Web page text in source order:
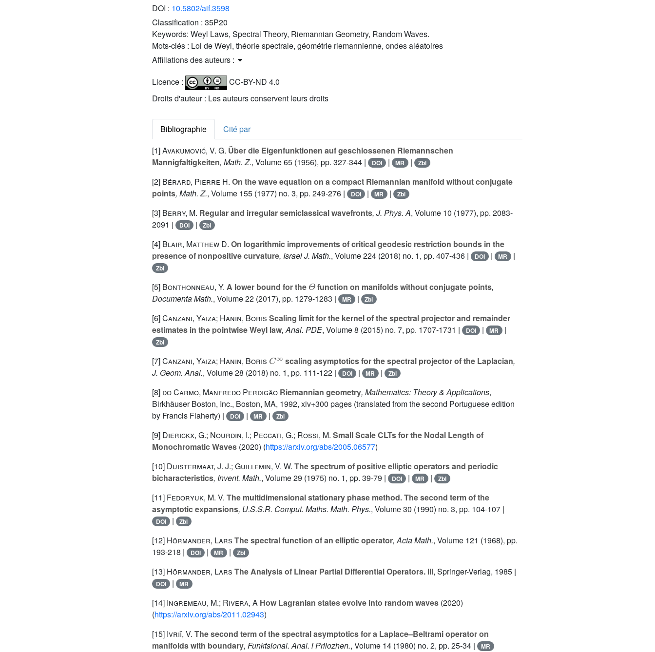
DOI : 10.5802/aif.3598
Classification : 35P20
Keywords: Weyl Laws, Spectral Theory, Riemannian Geometry, Random Waves.
Mots-clés : Loi de Weyl, théorie spectrale, géométrie riemannienne, ondes aléatoires
Affiliations des auteurs :
Licence :
CC-BY-ND 4.0
Droits d'auteur : Les auteurs conservent leurs droits
Bibliographie
Cité par
[1]Avakumović, V. G. Über die Eigenfunktionen auf geschlossenen Riemannschen
Mannigfaltigkeiten, Math. Z., Volume 65 (1956), pp. 327-344 | DOI | MR | Zbl
[2] Bérard, Pierre H. On the wave equation on a compact Riemannian manifold without conjugate
points, Math. Z., Volume 155 (1977) no. 3, pp. 249-276 | DOI | MR | Zbl
[3] Berry, M. Regular and irregular semiclassical wavefronts, J. Phys. A, Volume 10 (1977), pp. 2083-
2091 |
DOI | Zbl
[4] Blair, Matthew D. On logarithmic improvements of critical geodesic restriction bounds in the
presence of nonpositive curvature, Israel J. Math., Volume 224 (2018) no. 1, pp. 407-436 | DOI | MR |
Zbl
[5] Bonthonneau, Y. A lower bound for the function on manifolds without conjugate points,
Documenta Math., Volume 22 (2017), pp. 1279-1283 | MR | Zbl
[6]Canzani, Yaiza; Hanin, Boris Scaling limit for the kernel of the spectral projector and remainder
estimates in the pointwise Weyl law, Anal. PDE, Volume 8 (2015) no. 7, pp. 1707-1731 | DOI | MR |
Zbl
[7]Canzani, Yaiza; Hanin, Boris scaling asymptotics for the spectral projector of the Laplacian,
J. Geom. Anal., Volume 28 (2018) no. 1, pp. 111-122 | DOI | MR | Zbl
[8] do Carmo, Manfredo Perdigão Riemannian geometry, Mathematics: Theory & Applications,
Birkhäuser Boston, Inc., Boston, MA, 1992, xiv+300 pages (translated from the second Portuguese edition
by Francis Flaherty) |
DOI | MR | Zbl
[9] Dierickx, G.; Nourdin, I.; Peccati, G.; Rossi, M. Small Scale CLTs for the Nodal Length of
Monochromatic Waves (2020) (https://arxiv.org/abs/2005.06577)
[10] Duistermaat, J. J.; Guillemin, V. W. The spectrum of positive elliptic operators and periodic
bicharacteristics, Invent. Math., Volume 29 (1975) no. 1, pp. 39-79 | DOI | MR | Zbl
[11] Fedoryuk, M. V. The multidimensional stationary phase method. The second term of the
asymptotic expansions, U.S.S.R. Comput. Maths. Math. Phys., Volume 30 (1990) no. 3, pp. 104-107 |
DOI | Zbl
[12] Hörmander, Lars The spectral function of an elliptic operator, Acta Math., Volume 121 (1968), pp.
193-218 |
DOI | MR | Zbl
[13] Hörmander, Lars The Analysis of Linear Partial Differential Operators. III, Springer-Verlag, 1985 |
DOI | MR
[14] Ingremeau, M.; Rivera, A How Lagranian states evolve into random waves (2020)
(https://arxiv.org/abs/2011.02943)
[15] Ivriĭ, V. The second term of the spectral asymptotics for a Laplace–Beltrami operator on
manifolds with boundary, Funktsional. Anal. i Prilozhen., Volume 14 (1980) no. 2, pp. 25-34 | MR